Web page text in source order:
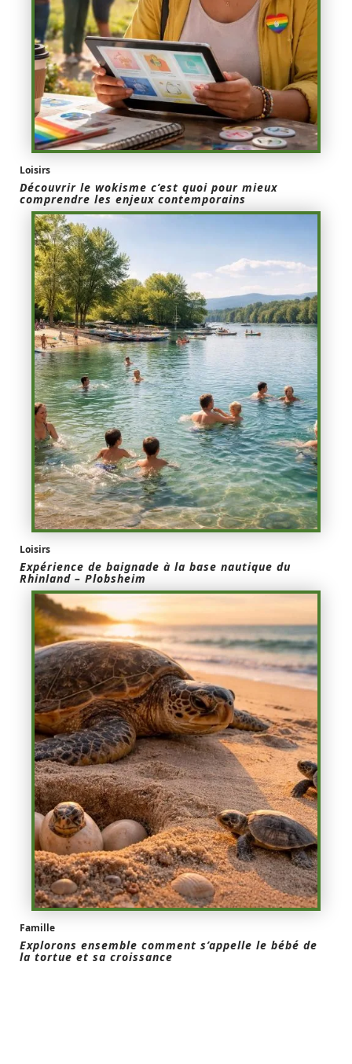
Loisirs
Découvrir le wokisme c’est quoi pour mieux
comprendre les enjeux contemporains
Loisirs
Expérience de baignade à la base nautique du
Rhinland – Plobsheim
Famille
Explorons ensemble comment s’appelle le bébé de
la tortue et sa croissance